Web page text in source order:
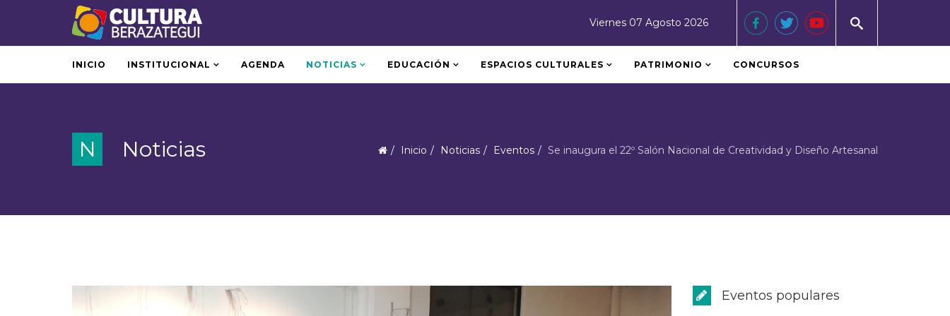
Viernes 07 Agosto 2026
INICIO INSTITUCIONAL AGENDA NOTICIAS EDUCACIÓN ESPACIOS CULTURALES PATRIMONIO CONCURSOS
N Noticias Inicio Noticias Eventos Se inaugura el 22º Salón Nacional de Creatividad y Diseño Artesanal
Eventos populares